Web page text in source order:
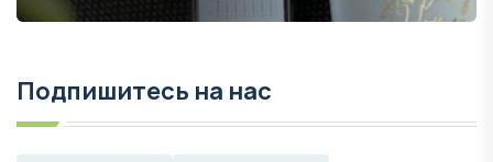
Подпишитесь на нас